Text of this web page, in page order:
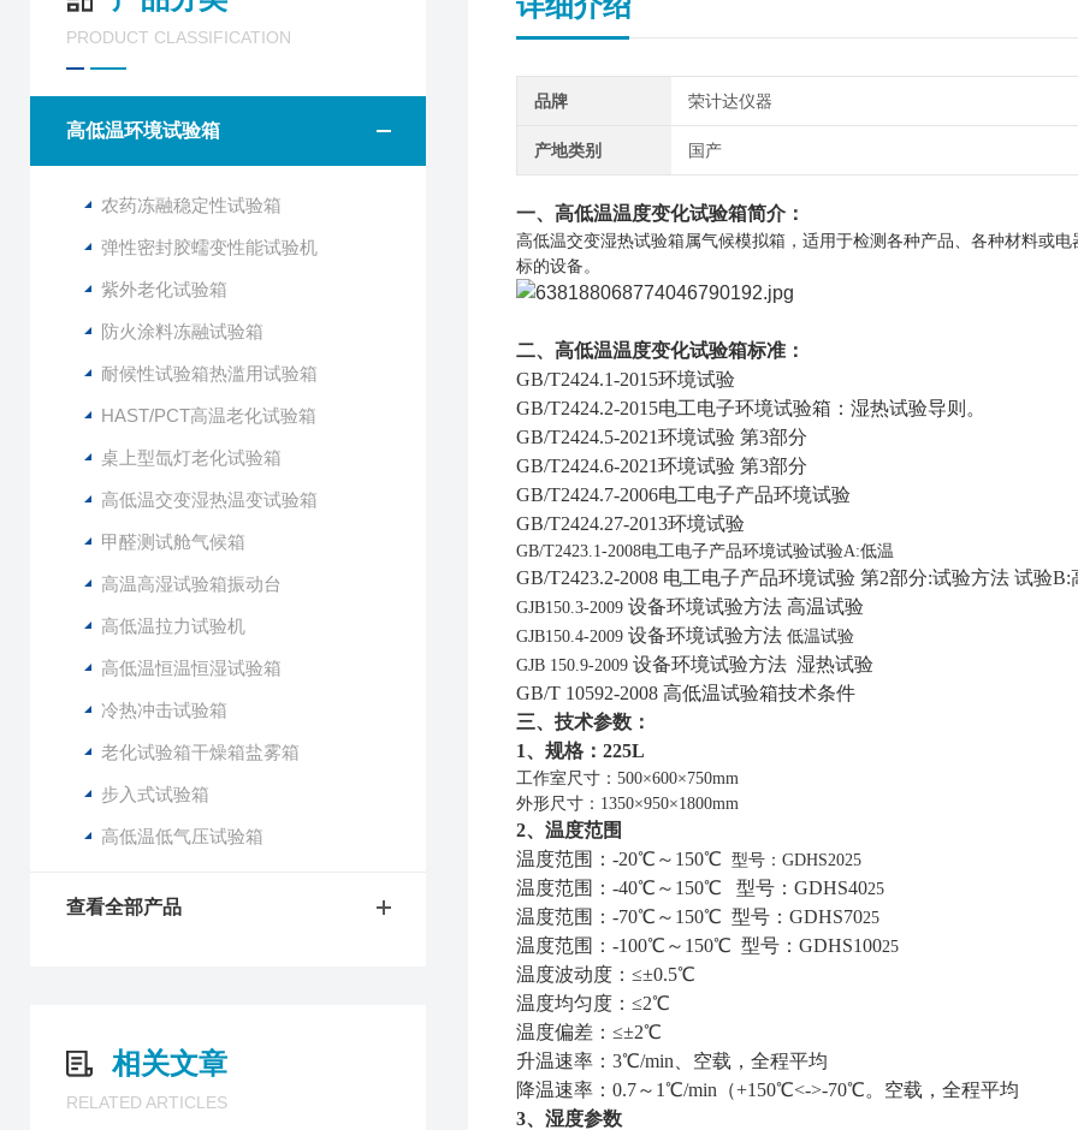
PRODUCT CLASSIFICATION
高低温环境试验箱
农药冻融稳定性试验箱
弹性密封胶蠕变性能试验机
紫外老化试验箱
防火涂料冻融试验箱
耐候性试验箱热滥用试验箱
HAST/PCT高温老化试验箱
桌上型氙灯老化试验箱
高低温交变湿热温变试验箱
甲醛测试舱气候箱
高温高湿试验箱振动台
高低温拉力试验机
高低温恒温恒湿试验箱
冷热冲击试验箱
老化试验箱干燥箱盐雾箱
步入式试验箱
高低温低气压试验箱
查看全部产品
相关文章
RELATED ARTICLES
品牌 荣计达仪器
产地类别 国产
一、 高低温温度变化试验箱简介：
高低温交变湿热试验箱属气候模拟箱，适用于检测各种产品、各种材料或
标的设备。
二、 高低温温度变化试验箱标准：
GB/T2424.1-2015环境试验
GB/T2424.2-2015电工电子环境试验箱：湿热试验导则。
GB/T2424.5-2021环境试验 第3部分
GB/T2424.6-2021环境试验 第3部分
GB/T2424.7-2006电工电子产品环境试验
GB/T2424.27-2013环境试验
GB/T2423.1-2008电工电子产品环境试验试验A:低温
GB/T2423.2-2008 电工电子产品环境试验 第2部分:试验方法 试验B:
GJB150.3-2009 设备环境试验方法 高温试验
GJB150.4-2009 设备环境试验方法 低温试验
GJB 150.9-2009 设备环境试验方法 湿热试验
GB/T 10592-2008 高低温试验箱技术条件
三、技术参数：
1、规格： 225L
工作室尺寸：500×600×750mm
外形尺寸：1350×950×1800mm
2、温度范围
温度范围：-20℃～150℃ 型号：GDHS2025
温度范围：-40℃～150℃ 型号：GDHS4025
温度范围：-70℃～150℃ 型号：GDHS7025
温度范围：-100℃～150℃ 型号：GDHS10025
温度波动度：≤±0.5℃
温度均匀度：≤2℃
温度偏差：≤±2℃
升温速率：3℃/min、空载，全程平均
降温速率：0.7～1℃/min（+150℃<->-70℃。空载，全程平均
3、湿度参数